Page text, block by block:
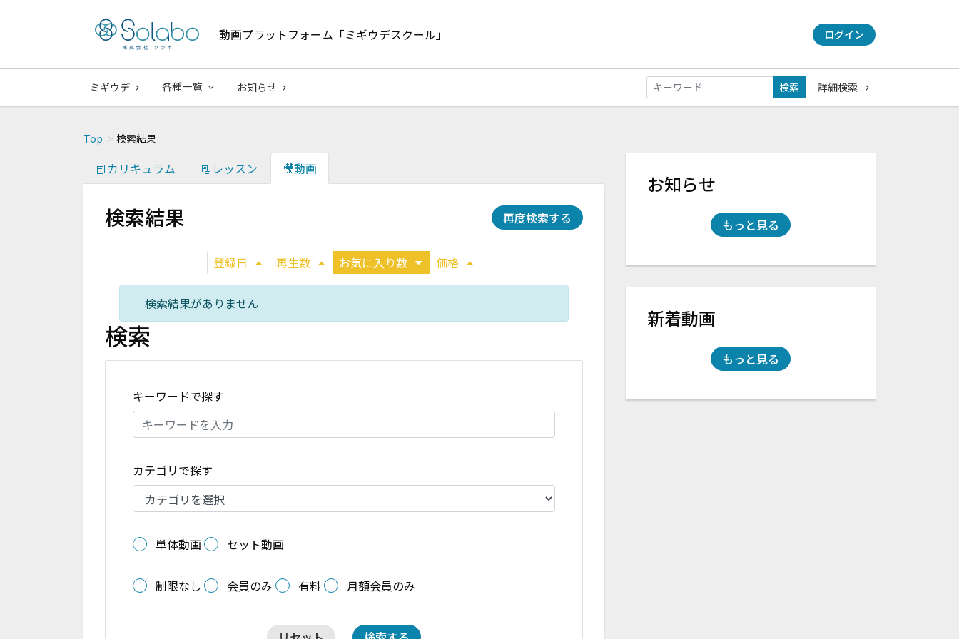
動画プラットフォーム「ミギウデスクール」 ログイン
ミギウデ 各種一覧 お知らせ 検索 詳細検索
Top 検索結果
📕カリキュラム 📃レッスン 🎥動画
検索結果 再度検索する
登録日 再生数 お気に入り数 価格
検索結果がありません
検索
キーワードで探す
カテゴリで探す
単体動画 セット動画
制限なし 会員のみ 有料 月額会員のみ
お知らせ
もっと見る
新着動画
もっと見る